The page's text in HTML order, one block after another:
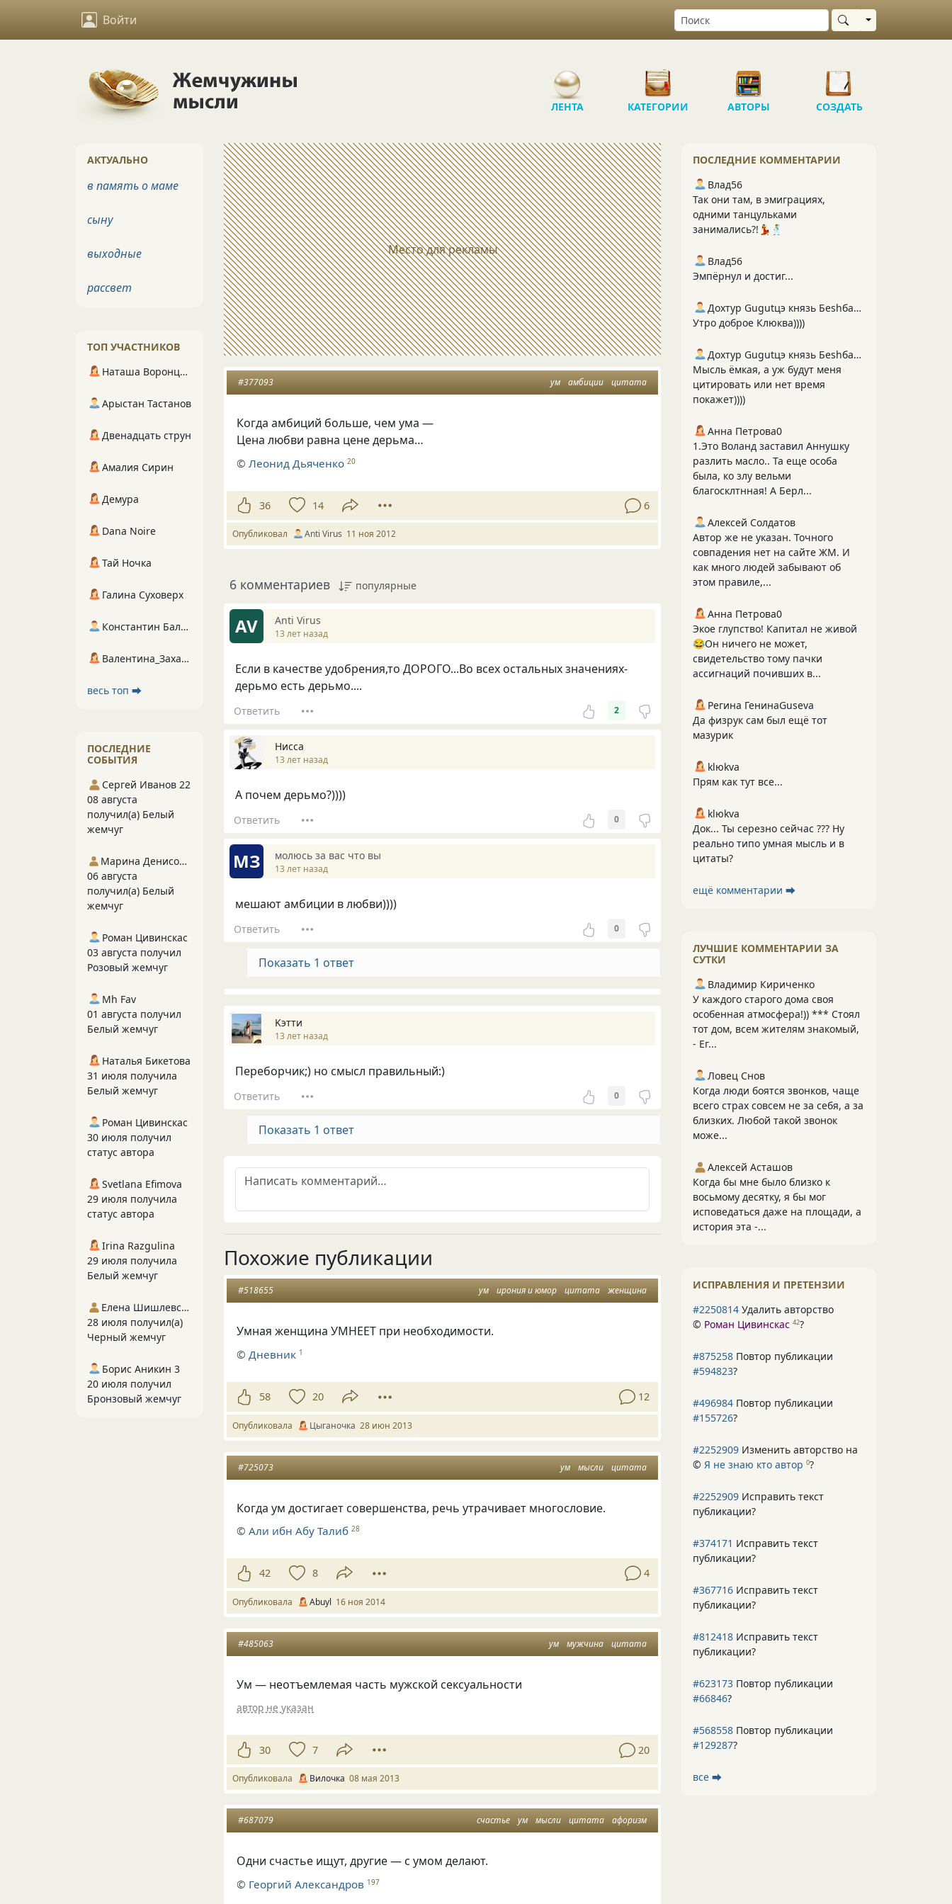
Войти Выбрать область
ЛЕНТА КАТЕГОРИИ АВТОРЫ СОЗДАТЬ
Место для рекламы
ум амбиции цитата
#377093
Когда амбиций больше, чем ума —
Цена любви равна цене дерьма…
©Леонид Дьяченко 20
36 14 6
Опубликовал Anti Virus 11 ноя 2012
6 комментариев популярные
AV Anti Virus
13 лет назад
Если в качестве удобрения,то ДОРОГО...Во всех остальных значениях-
дерьмо есть дерьмо....
Ответить 2
Нисса
13 лет назад
А почем дерьмо?))))
Ответить 0
МЗ молюсь за вас что вы
13 лет назад
мешают амбиции в любви))))
Ответить 0
Показать 1 ответ
Kэтти
13 лет назад
Переборчик;) но смысл правильный:)
Ответить 0
Показать 1 ответ
Похожие публикации
ум ирония и юмор цитата женщина
#518655
Умная женщина УМНЕЕТ при необходимости.
© Дневник 1
58 20 12
Опубликовала Цыганочка 28 июн 2013
ум мысли цитата
#725073
Когда ум достигает совершенства, речь утрачивает многословие.
©Али ибн Абу Талиб 28
42 8 4
Опубликовала Abuyl 16 ноя 2014
ум мужчина цитата
#485063
Ум — неотъемлемая часть мужской сексуальности
автор не указан
30 7 20
Опубликовала Вилочка 08 мая 2013
счастье ум мысли цитата афоризм
#687079
Одни счастье ищут, другие — с умом делают.
© Георгий Александров 197
ПОСЛЕДНИЕ КОММЕНТАРИИ
Влад56
Так они там, в эмиграциях,
одними танцульками
занимались?!💃🕺
Влад56
Эмпёрнул и достиг...
Дохтур Gugutцэ князь Беshбармакоff
Утро доброе Клюква))))
Дохтур Gugutцэ князь Беshбармакоff
Мысль ёмкая, а уж будут меня
цитировать или нет время
покажет))))
Анна Петрова0
1.Это Воланд заставил Аннушку
разлить масло.. Та еще особа
была, ко злу вельми
благосклтнная! А Берл...
Алексей Солдатов
Автор же не указан. Точного
совпадения нет на сайте ЖМ. И
как много людей забывают об
этом правиле,...
Анна Петрова0
Экое глупство! Капитал не живой
😂Он ничего не может,
свидетельство тому пачки
ассигнаций почивших в...
Регина ГенинаGuseva
Да физрук сам был ещё тот
мазурик
klюkva
Прям как тут все...
klюkva
Док... Ты серезно сейчас ??? Ну
реально типо умная мысль и в
цитаты?
ещё комментарии ⮕
ЛУЧШИЕ КОММЕНТАРИИ ЗА
СУТКИ
Владимир Кириченко
У каждого старого дома своя
особенная атмосфера!)) *** Стоял
тот дом, всем жителям знакомый,
- Ег...
Ловец Снов
Когда люди боятся звонков, чаще
всего страх совсем не за себя, а за
близких. Любой такой звонок
може...
Алексей Асташов
Когда бы мне было близко к
восьмому десятку, я бы мог
исповедаться даже на площади, а
история эта -...
ИСПРАВЛЕНИЯ И ПРЕТЕНЗИИ
#2250814 Удалить авторство
© Роман Цивинскас 42?
#875258 Повтор публикации
#594823?
#496984 Повтор публикации
#155726?
#2252909 Изменить авторство на
© Я не знаю кто автор 0?
#2252909 Исправить текст
публикации?
#374171 Исправить текст
публикации?
#367716 Исправить текст
публикации?
#812418 Исправить текст
публикации?
#623173 Повтор публикации
#66846?
#568558 Повтор публикации
#129287?
все ⮕
АКТУАЛЬНО
в память о маме
сыну
выходные
рассвет
ТОП УЧАСТНИКОВ
Наташа Воронцова
Арыстан Тастанов
Двенадцать струн
Амалия Сирин
Демура
Dana Noire
Тай Ночка
Галина Суховерх
Константин Балухта
Валентина_Захарова
весь топ ⮕
ПОСЛЕДНИЕ
СОБЫТИЯ
Сергей Иванов 22
08 августа
получил(а) Белый
жемчуг
Марина Денисова 5
06 августа
получил(а) Белый
жемчуг
Роман Цивинскас
03 августа получил
Розовый жемчуг
Mh Fav
01 августа получил
Белый жемчуг
Наталья Бикетова
31 июля получила
Белый жемчуг
Роман Цивинскас
30 июля получил
статус автора
Svetlana Efimova
29 июля получила
статус автора
Irina Razgulina
29 июля получила
Белый жемчуг
Елена Шишлевская
28 июля получил(а)
Черный жемчуг
Борис Аникин 3
20 июля получил
Бронзовый жемчуг